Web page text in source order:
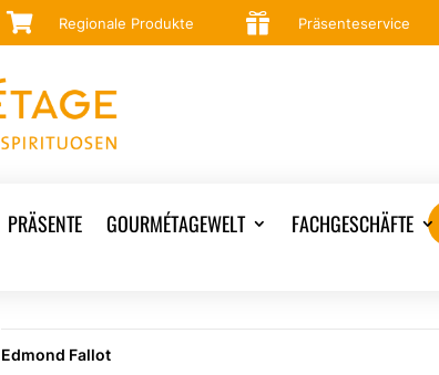
 Regionale Produkte  Präsenteservice
PRÄSENTE GOURMÉTAGEWELT
FACHGESCHÄFTE
Edmond Fallot